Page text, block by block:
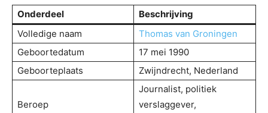
Onderdeel
Beschrijving
Volledige naam
Thomas van Groningen
Geboortedatum
17 mei 1990
Geboorteplaats
Zwijndrecht, Nederland
Beroep
Journalist, politiek
verslaggever,